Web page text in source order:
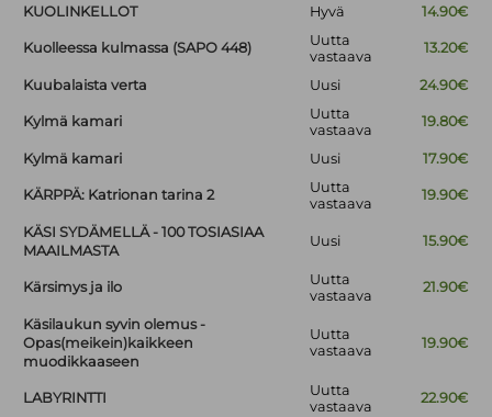
KUOLINKELLOT Hyvä 14.90€
Kuolleessa kulmassa (SAPO 448)
Uutta
vastaava
13.20€
Kuubalaista verta Uusi 24.90€
Kylmä kamari
Uutta
vastaava
19.80€
Kylmä kamari Uusi 17.90€
KÄRPPÄ: Katrionan tarina 2
Uutta
vastaava
19.90€
KÄSI SYDÄMELLÄ - 100 TOSIASIAA
MAAILMASTA
Uusi 15.90€
Kärsimys ja ilo
Uutta
vastaava
21.90€
Käsilaukun syvin olemus -
Opas(meikein)kaikkeen
muodikkaaseen
Uutta
vastaava
19.90€
LABYRINTTI
Uutta
vastaava
22.90€